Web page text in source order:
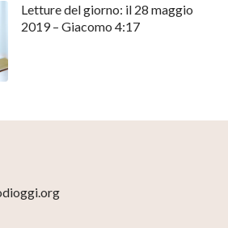
Letture del giorno: il 28 maggio
2019 – Giacomo 4:17